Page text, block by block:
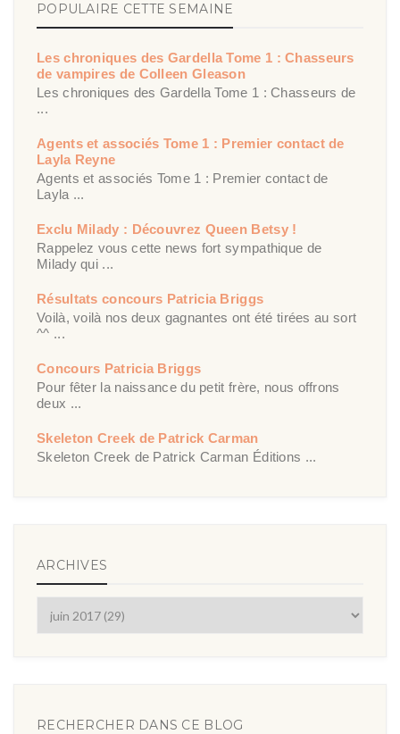
POPULAIRE CETTE SEMAINE
Les chroniques des Gardella Tome 1 : Chasseurs
de vampires de Colleen Gleason
Les chroniques des Gardella Tome 1 : Chasseurs de
...
Agents et associés Tome 1 : Premier contact de
Layla Reyne
Agents et associés Tome 1 : Premier contact de
Layla ...
Exclu Milady : Découvrez Queen Betsy !
Rappelez vous cette news fort sympathique de
Milady qui ...
Résultats concours Patricia Briggs
Voilà, voilà nos deux gagnantes ont été tirées au sort
^^ ...
Concours Patricia Briggs
Pour fêter la naissance du petit frère, nous offrons
deux ...
Skeleton Creek de Patrick Carman
Skeleton Creek de Patrick Carman Éditions ...
ARCHIVES
RECHERCHER DANS CE BLOG